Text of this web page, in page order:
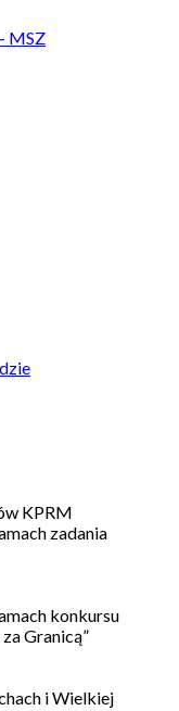
MSZ
KPRM
zadania
konkursu
Granicą”
i Wielkiej